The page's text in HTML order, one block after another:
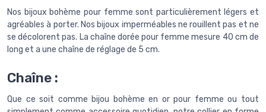
Nos bijoux bohème pour femme sont particulièrement légers et
agréables à porter. Nos bijoux imperméables ne rouillent pas et ne
se décolorent pas. La chaîne dorée pour femme mesure 40 cm de
long et a une chaîne de réglage de 5 cm.
Chaîne :
Que ce soit comme bijou bohème en or pour femme ou tout